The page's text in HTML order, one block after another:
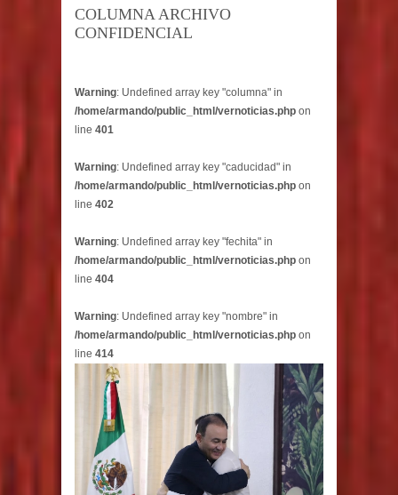
COLUMNA ARCHIVO
CONFIDENCIAL
Warning: Undefined array key "columna" in
/home/armando/public_html/vernoticias.php on
line 401
Warning: Undefined array key "caducidad" in
/home/armando/public_html/vernoticias.php on
line 402
Warning: Undefined array key "fechita" in
/home/armando/public_html/vernoticias.php on
line 404
Warning: Undefined array key "nombre" in
/home/armando/public_html/vernoticias.php on
line 414